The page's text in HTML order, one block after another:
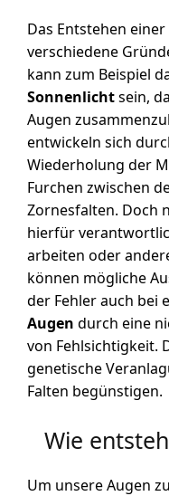
Das Entstehen
verschiedene
kann zum Beispiel
Sonnenlichtsein,
Augen
entwickeln sich
Wiederholung der
Furchen zwischen
Zornesfalten. Doch
hierfür
arbeiten oder
können mögliche
der Fehler auch bei
Augen durch eine
von Fehlsichtigkeit.
genetische
Falten begünstigen.
Wie
Um unsere Augen